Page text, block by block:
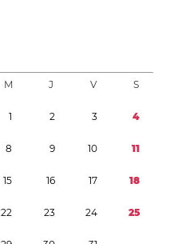
M J V S
1 2 3 4
8 9 10 11
15 16 17 18
22 23 24 25